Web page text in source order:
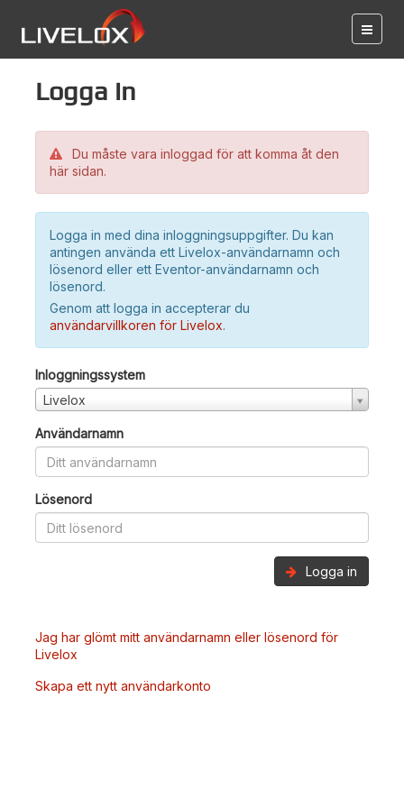
Logga in
Du måste vara inloggad för att komma åt den
här sidan.
Logga in med dina inloggningsuppgifter. Du kan
antingen använda ett Livelox-användarnamn och
lösenord eller ett Eventor-användarnamn och
lösenord.
Genom att logga in accepterar du
användarvillkoren för Livelox.
Inloggningssystem
Livelox
Användarnamn
Lösenord
Logga in
Jag har glömt mitt användarnamn eller lösenord för
Livelox
Skapa ett nytt användarkonto